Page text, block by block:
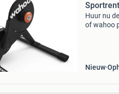
Huur nu
of wahoo
Nieuw